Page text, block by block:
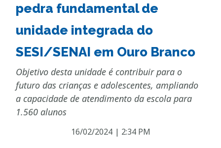
pedra fundamental de
unidade integrada do
SESI/SENAI em Ouro Branco
Objetivo desta unidade é contribuir para o
futuro das crianças e adolescentes, ampliando
a capacidade de atendimento da escola para
1.560 alunos
16/02/2024 | 2:34 PM